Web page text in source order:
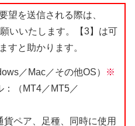
望を送信される際は、
いいたします。【3】は可
すと助かります。
／Mac／その他OS）
※
：（MT4／MT5／
貨ペア、足種、同時に使用